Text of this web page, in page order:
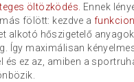
öltözködés. Ennek
fölött: kezdve a
alkotó hőszigetelő
Így maximálisan
és ez az, amiben a